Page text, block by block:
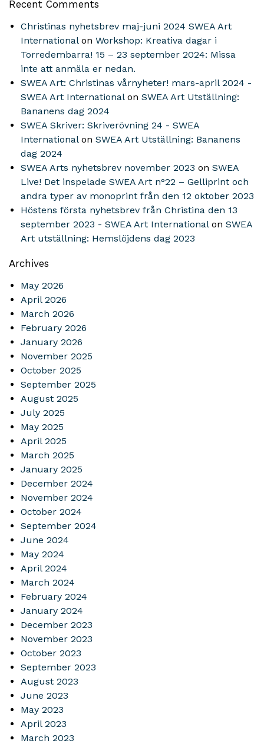
Recent Comments
Christinas nyhetsbrev maj-juni 2024 SWEA Art
Internationalon Workshop: Kreativa dagar i
Torredembarra! 15 – 23 september 2024: Missa
inte att anmäla er nedan.
SWEA Art: Christinas vårnyheter! mars-april 2024 -
SWEA Art Internationalon SWEA Art Utställning:
Bananens dag 2024
SWEA Skriver: Skriverövning 24 - SWEA
Internationalon SWEA Art Utställning: Bananens
dag 2024
SWEA Arts nyhetsbrev november 2023 on SWEA
Live! Det inspelade SWEA Art n°22 – Gelliprint och
andra typer av monoprint från den 12 oktober 2023
Höstens första nyhetsbrev från Christina den 13
september 2023 - SWEA Art Internationalon SWEA
Art utställning: Hemslöjdens dag 2023
Archives
May 2026
April 2026
March 2026
February 2026
January 2026
November 2025
October 2025
September 2025
August 2025
July 2025
May 2025
April 2025
March 2025
January 2025
December 2024
November 2024
October 2024
September 2024
June 2024
May 2024
April 2024
March 2024
February 2024
January 2024
December 2023
November 2023
October 2023
September 2023
August 2023
June 2023
May 2023
April 2023
March 2023